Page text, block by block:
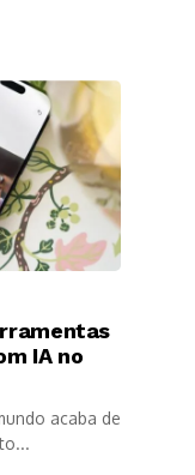
IA no
acaba de